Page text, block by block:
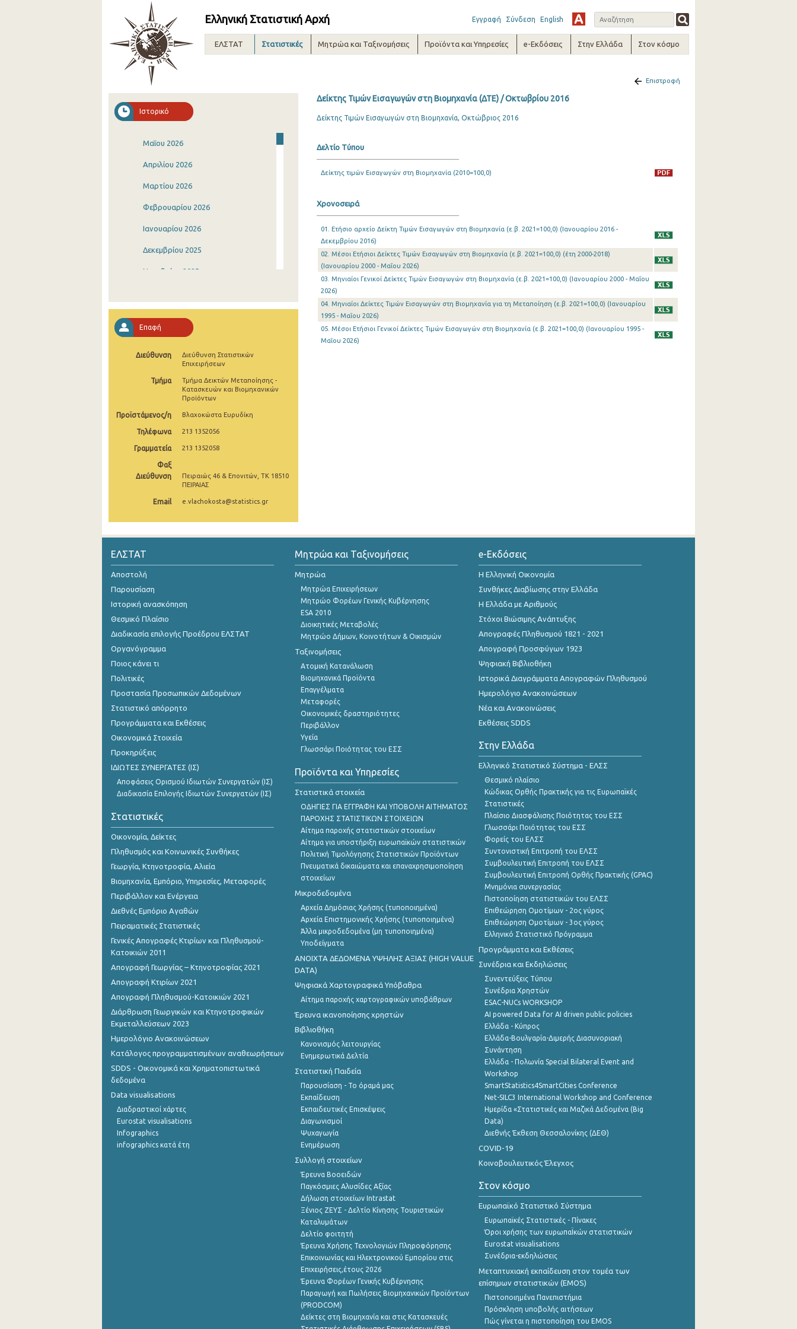
Ελληνική Στατιστική Αρχή Εγγραφή Σύνδεση English
ΕΛΣΤΑΤ Στατιστικές Μητρώα και Ταξινομήσεις Προϊόντα και Υπηρεσίες e-Εκδόσεις Στην Ελλάδα Στον κόσμο
Ιστορικό
Μαΐου 2026
Απριλίου 2026
Μαρτίου 2026
Φεβρουαρίου 2026
Ιανουαρίου 2026
Δεκεμβρίου 2025
Νοεμβρίου 2025
Αυγούστου 2025
Ιουλίου 2025
Ιουνίου 2025
Μαΐου 2025
Απριλίου 2025
Φεβρουαρίου 2025
Ιανουαρίου 2025
Δεκεμβρίου 2024
Οκτωβρίου 2024
Σεπτεμβρίου 2024
Αυγούστου 2024
Ιουνίου 2024
Απριλίου 2024
Μαρτίου 2024
Φεβρουαρίου 2024
Ιανουαρίου 2024
Δεκεμβρίου 2023
Νοεμβρίου 2023
Σεπτεμβρίου 2023
Αυγούστου 2023
Ιουλίου 2023
Μαΐου 2023
Μαρτίου 2023
Ιανουαρίου 2023
Δεκεμβρίου 2022
Νοεμβρίου 2022
Σεπτεμβρίου 2022
Αυγούστου 2022
Ιουλίου 2022
Ιουνίου 2022
Επαφή
Διεύθυνση
Διεύθυνση Στατιστικών
Επιχειρήσεων
Τμήμα
Τμήμα Δεικτών Μεταποίησης -
Κατασκευών και Βιομηχανικών
Προϊόντων
Προϊστάμενος/η Βλαχοκώστα Ευρυδίκη
Τηλέφωνα 213 1352056
Γραμματεία 213 1352058
Φαξ
Διεύθυνση
Πειραιώς 46 & Επονιτών, ΤΚ 18510
ΠΕΙΡΑΙΑΣ
Email e.vlachokosta@statistics.gr
Επιστροφή
Δείκτης Τιμών Εισαγωγών στη Βιομηχανία (ΔΤΕ) / Οκτωβρίου 2016
Δείκτης Τιμών Εισαγωγών στη Βιομηχανία, Οκτώβριος 2016
Δελτίο Τύπου
Δείκτης τιμών Εισαγωγών στη Βιομηχανία (2010=100,0)
Χρονοσειρά
01. Ετήσιο αρχείο Δείκτη Τιμών Εισαγωγών στη Βιομηχανία (ε.β. 2021=100,0) (Ιανουαρίου 2016 -
Δεκεμβρίου 2016)
02. Μέσοι Ετήσιοι Δείκτες Τιμών Εισαγωγών στη Βιομηχανία (ε.β. 2021=100,0) (έτη 2000-2018)
(Ιανουαρίου 2000 - Μαΐου 2026)
03. Μηνιαίοι Γενικοί Δείκτες Τιμών Εισαγωγών στη Βιομηχανία (ε.β. 2021=100,0) (Ιανουαρίου 2000 - Μαΐου
2026)
04. Μηνιαίοι Δείκτες Τιμών Εισαγωγών στη Βιομηχανία για τη Μεταποίηση (ε.β. 2021=100,0) (Ιανουαρίου
1995 - Μαΐου 2026)
05. Μέσοι Ετήσιοι Γενικοί Δείκτες Τιμών Εισαγωγών στη Βιομηχανία (ε.β. 2021=100,0) (Ιανουαρίου 1995 -
Μαΐου 2026)
ΕΛΣΤΑΤ
Αποστολή
Παρουσίαση
Ιστορική ανασκόπηση
Θεσμικό Πλαίσιο
Διαδικασία επιλογής Προέδρου ΕΛΣΤΑΤ
Οργανόγραμμα
Ποιος κάνει τι
Πολιτικές
Προστασία Προσωπικών Δεδομένων
Στατιστικό απόρρητο
Προγράμματα και Εκθέσεις
Οικονομικά Στοιχεία
Προκηρύξεις
ΙΔΙΩΤΕΣ ΣΥΝΕΡΓΑΤΕΣ (ΙΣ)
Αποφάσεις Ορισμού Ιδιωτών Συνεργατών (ΙΣ)
Διαδικασία Επιλογής Ιδιωτών Συνεργατών (ΙΣ)
Στατιστικές
Οικονομία, Δείκτες
Πληθυσμός και Κοινωνικές Συνθήκες
Γεωργία, Κτηνοτροφία, Αλιεία
Βιομηχανία, Εμπόριο, Υπηρεσίες, Μεταφορές
Περιβάλλον και Ενέργεια
Διεθνές Εμπόριο Αγαθών
Πειραματικές Στατιστικές
Γενικές Απογραφές Κτιρίων και Πληθυσμού-
Κατοικιών 2011
Απογραφή Γεωργίας – Κτηνοτροφίας 2021
Απογραφή Κτιρίων 2021
Απογραφή Πληθυσμού-Κατοικιών 2021
Διάρθρωση Γεωργικών και Κτηνοτροφικών
Εκμεταλλεύσεων 2023
Ημερολόγιο Ανακοινώσεων
Κατάλογος προγραμματισμένων αναθεωρήσεων
SDDS - Οικονομικά και Χρηματοπιστωτικά
δεδομένα
Data visualisations
Διαδραστικοί χάρτες
Eurostat visualisations
Infographics
infographics κατά έτη
Μητρώα και Ταξινομήσεις
Μητρώα
Μητρώα Επιχειρήσεων
Μητρώο Φορέων Γενικής Κυβέρνησης
ESA 2010
Διοικητικές Μεταβολές
Μητρώο Δήμων, Κοινοτήτων & Οικισμών
Ταξινομήσεις
Ατομική Κατανάλωση
Βιομηχανικά Προϊόντα
Επαγγέλματα
Μεταφορές
Οικονομικές δραστηριότητες
Περιβάλλον
Υγεία
Γλωσσάρι Ποιότητας του ΕΣΣ
Προϊόντα και Υπηρεσίες
Στατιστικά στοιχεία
ΟΔΗΓΙΕΣ ΓΙΑ ΕΓΓΡΑΦΗ ΚΑΙ ΥΠΟΒΟΛΗ ΑΙΤΗΜΑΤΟΣ
ΠΑΡΟΧΗΣ ΣΤΑΤΙΣΤΙΚΩΝ ΣΤΟΙΧΕΙΩΝ
Αίτημα παροχής στατιστικών στοιχείων
Αίτημα για υποστήριξη ευρωπαϊκών στατιστικών
Πολιτική Τιμολόγησης Στατιστικών Προϊόντων
Πνευματικά δικαιώματα και επαναχρησιμοποίηση
στοιχείων
Μικροδεδομένα
Αρχεία Δημόσιας Χρήσης (τυποποιημένα)
Αρχεία Επιστημονικής Χρήσης (τυποποιημένα)
Άλλα μικροδεδομένα (μη τυποποιημένα)
Υποδείγματα
ANOIXTA ΔΕΔΟΜΕΝΑ ΥΨΗΛΗΣ ΑΞΙΑΣ (HIGH VALUE
DATA)
Ψηφιακά Χαρτογραφικά Υπόβαθρα
Αίτημα παροχής χαρτογραφικών υποβάθρων
Έρευνα ικανοποίησης χρηστών
Βιβλιοθήκη
Κανονισμός λειτουργίας
Ενημερωτικά Δελτία
Στατιστική Παιδεία
Παρουσίαση - Το όραμά μας
Εκπαίδευση
Εκπαιδευτικές Επισκέψεις
Διαγωνισμοί
Ψυχαγωγία
Ενημέρωση
Συλλογή στοιχείων
Έρευνα Βοοειδών
Παγκόσμιες Αλυσίδες Αξίας
Δήλωση στοιχείων Intrastat
Ξένιος ΖΕΥΣ - Δελτίο Κίνησης Τουριστικών
Καταλυμάτων
Δελτίο φοιτητή
Έρευνα Χρήσης Τεχνολογιών Πληροφόρησης
Επικοινωνίας και Ηλεκτρονικού Εμπορίου στις
Επιχειρήσεις,έτους 2026
Έρευνα Φορέων Γενικής Κυβέρνησης
Παραγωγή και Πωλήσεις Βιομηχανικών Προϊόντων
(PRODCOM)
Δείκτες στη Βιομηχανία και στις Κατασκευές
e-Εκδόσεις
Η Ελληνική Οικονομία
Συνθήκες Διαβίωσης στην Ελλάδα
Η Ελλάδα με Αριθμούς
Στόχοι Βιώσιμης Ανάπτυξης
Απογραφές Πληθυσμού 1821 - 2021
Απογραφή Προσφύγων 1923
Ψηφιακή Βιβλιοθήκη
Ιστορικά Διαγράμματα Απογραφών Πληθυσμού
Ημερολόγιο Ανακοινώσεων
Νέα και Ανακοινώσεις
Εκθέσεις SDDS
Στην Ελλάδα
Ελληνικό Στατιστικό Σύστημα - ΕΛΣΣ
Θεσμικό πλαίσιο
Κώδικας Ορθής Πρακτικής για τις Ευρωπαϊκές
Στατιστικές
Πλαίσιο Διασφάλισης Ποιότητας του ΕΣΣ
Γλωσσάρι Ποιότητας του ΕΣΣ
Φορείς του ΕΛΣΣ
Συντονιστική Επιτροπή του ΕΛΣΣ
Συμβουλευτική Επιτροπή του ΕΛΣΣ
Συμβουλευτική Επιτροπή Ορθής Πρακτικής (GPAC)
Μνημόνια συνεργασίας
Πιστοποίηση στατιστικών του ΕΛΣΣ
Επιθεώρηση Ομοτίμων - 2ος γύρος
Επιθεώρηση Ομοτίμων - 3ος γύρος
Ελληνικό Στατιστικό Πρόγραμμα
Προγράμματα και Εκθέσεις
Συνέδρια και Εκδηλώσεις
Συνεντεύξεις Τύπου
Συνέδρια Χρηστών
ESAC-NUCs WORKSHOP
AI powered Data for AI driven public policies
Ελλάδα - Κύπρος
Ελλάδα-Βουλγαρία-Διμερής Διασυνοριακή
Συνάντηση
Ελλάδα - Πολωνία Special Bilateral Event and
Workshop
SmartStatistics4SmartCities Conference
Net-SILC3 International Workshop and Conference
Ημερίδα «Στατιστικές και Μαζικά Δεδομένα (Big
Data)
Διεθνής Έκθεση Θεσσαλονίκης (ΔΕΘ)
COVID-19
Κοινοβουλευτικός Έλεγχος
Στον κόσμο
Ευρωπαϊκό Στατιστικό Σύστημα
Ευρωπαϊκές Στατιστικές - Πίνακες
Όροι χρήσης των ευρωπαΪκών στατιστικών
Eurostat visualisations
Συνέδρια-εκδηλώσεις
Μεταπτυχιακή εκπαίδευση στον τομέα των
επίσημων στατιστικών (EMOS)
Πιστοποιημένα Πανεπιστήμια
Πρόσκληση υποβολής αιτήσεων
Πώς γίνεται η πιστοποίηση του EMOS